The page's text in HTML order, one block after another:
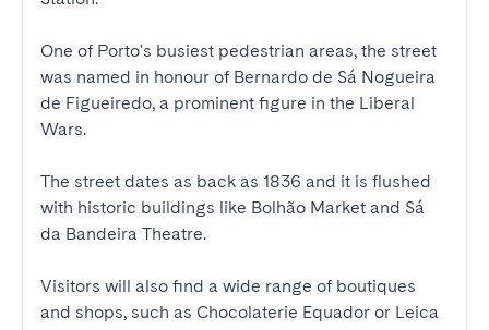
One of Porto's busiest pedestrian areas, the street
was named in honour of Bernardo de Sá Nogueira
de Figueiredo, a prominent figure in the Liberal
Wars.
The street dates as back as 1836 and it is flushed
with historic buildings like Bolhão Market and Sá
da Bandeira Theatre.
Visitors will also find a wide range of boutiques
and shops, such as Chocolaterie Equador or Leica